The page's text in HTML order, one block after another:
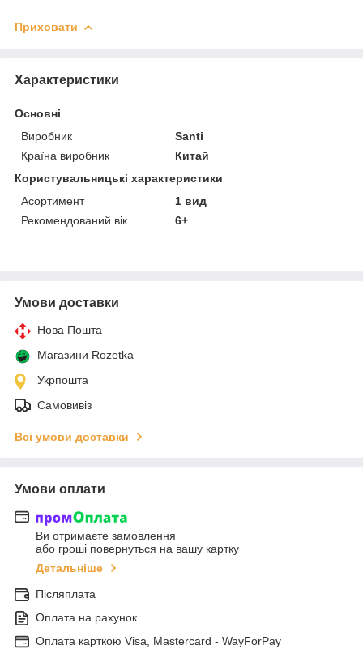
Приховати
Характеристики
Основні
Виробник
Santi
Країна виробник
Китай
Користувальницькі характеристики
Асортимент
1 вид
Рекомендований вік
6+
Умови доставки
Нова Пошта
Магазини Rozetka
Укрпошта
Самовивіз
Всі умови доставки
Умови оплати
Ви отримаєте замовлення
або гроші повернуться на вашу картку
Детальніше
Післяплата
Оплата на рахунок
Оплата карткою Visa, Mastercard - WayForPay